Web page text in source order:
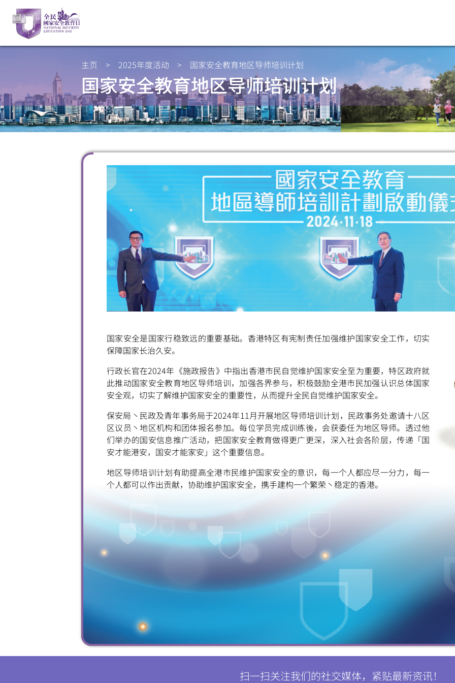
主页 > 2025年度活动 > 国家安全教育地区导师培训计划
国家安全教育地区导师培训计划
国家安全是国家行稳致远的重要基础。香港特区有宪制责任加强维护国家安全工作，切实
保障国家长治久安。
行政长官在2024年《施政报告》中指出香港市民自觉维护国家安全至为重要，特区政府就
此推动国家安全教育地区导师培训，加强各界参与，积极鼓励全港市民加强认识总体国家
安全观，切实了解维护国家安全的重要性，从而提升全民自觉维护国家安全。
保安局丶民政及青年事务局于2024年11月开展地区导师培训计划，民政事务处邀请十八区
区议员丶地区机构和团体报名参加。每位学员完成训练後，会获委任为地区导师。透过他
们举办的国安信息推广活动，把国家安全教育做得更广更深，深入社会各阶层，传递「国
安才能港安，国安才能家安」这个重要信息。
地区导师培训计划有助提高全港市民维护国家安全的意识，每一个人都应尽一分力，每一
个人都可以作出贡献，协助维护国家安全，携手建构一个繁荣丶稳定的香港。
扫一扫关注我们的社交媒体，紧贴最新资讯！
微
信
微
博 红书